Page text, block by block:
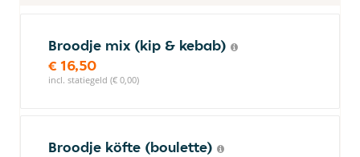
Broodje mix (kip & kebab)
€ 16,50
incl. statiegeld (€ 0,00)
Broodje köfte (boulette)